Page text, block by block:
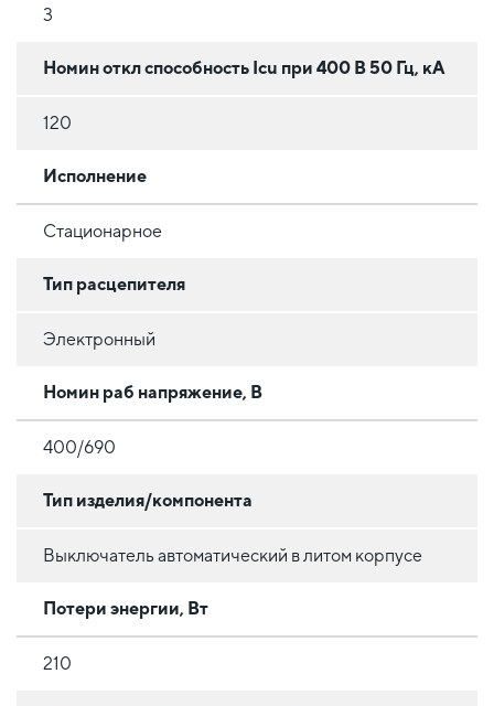
3
Номин откл способность Icu при 400 В 50 Гц, кА
120
Исполнение
Стационарное
Тип расцепителя
Электронный
Номин раб напряжение, В
400/690
Тип изделия/компонента
Выключатель автоматический в литом корпусе
Потери энергии, Вт
210